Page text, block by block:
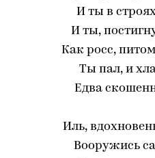
И ты в
И ты,
Как росс,
Ты пал, и
Едва
Иль,
Вооружись